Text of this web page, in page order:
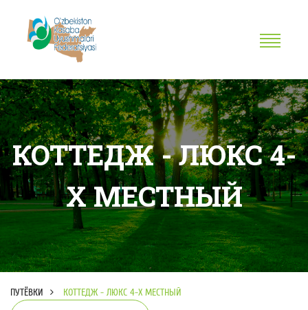
КОТТЕДЖ - ЛЮКС 4-
Х МЕСТНЫЙ
ПУТЁВКИ КОТТЕДЖ - ЛЮКС 4-Х МЕСТНЫЙ